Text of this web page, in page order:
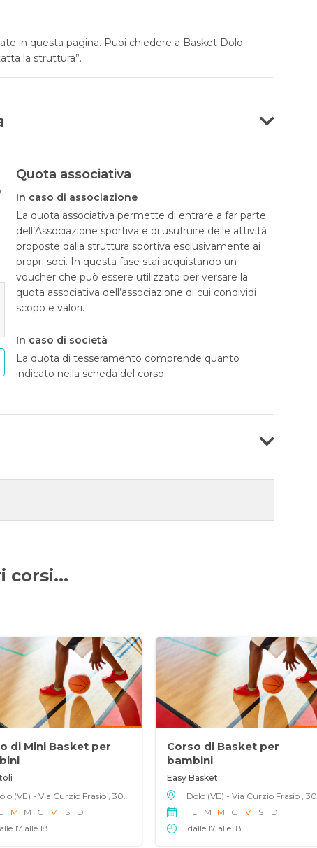
in questa pagina. Puoi chiedere a Basket Dolo
la struttura”.
Quota associativa
In caso di associazione
La quota associativa permette di entrare a far parte
dell’Associazione sportiva e di usufruire delle attività
proposte dalla struttura sportiva esclusivamente ai
propri soci. In questa fase stai acquistando un
voucher che può essere utilizzato per versare la
quota associativa dell’associazione di cui condividi
scopo e valori.
In caso di società
La quota di tesseramento comprende quanto
indicato nella scheda del corso.
corsi...
di Mini Basket per
M M G V S
D
17 alle 18
Corso di Basket per
bambini
Easy Basket
L
M M G V S
D
dalle 17 alle 18